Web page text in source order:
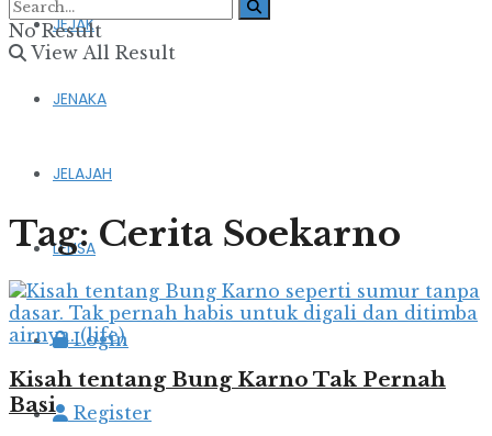
JEJAK
JENAKA
JELAJAH
LENSA
Login
Register
No Result
View All Result
Tag:Cerita Soekarno
Kisah tentang Bung Karno Tak Pernah
Basi